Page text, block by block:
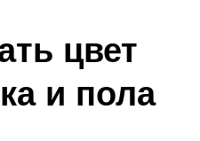
цвет
и пола